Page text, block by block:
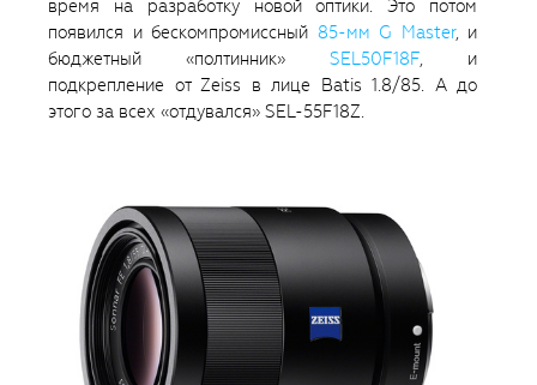
время на разработку новой оптики. Это потом
появился и бескомпромиссный 85-мм G Master, и
бюджетный «полтинник» SEL50F18F, и
подкрепление от Zeiss в лице Batis 1.8/85. А до
этого за всех «отдувался» SEL-55F18Z.